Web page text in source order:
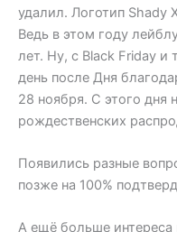
удалил. Логотип Shady
Ведь в этом году
лет. Ну, с Black Friday и
день после Дня
28 ноября. С этого дня
рождественских
Появились разные
позже на 100%
А ещё больше интереса